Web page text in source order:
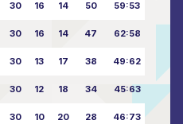
30 16 14 50 59:53
30 16 14 47 62:58
30 13 17 38 49:62
30 12 18 34 45:63
30 10 20 28 46:73